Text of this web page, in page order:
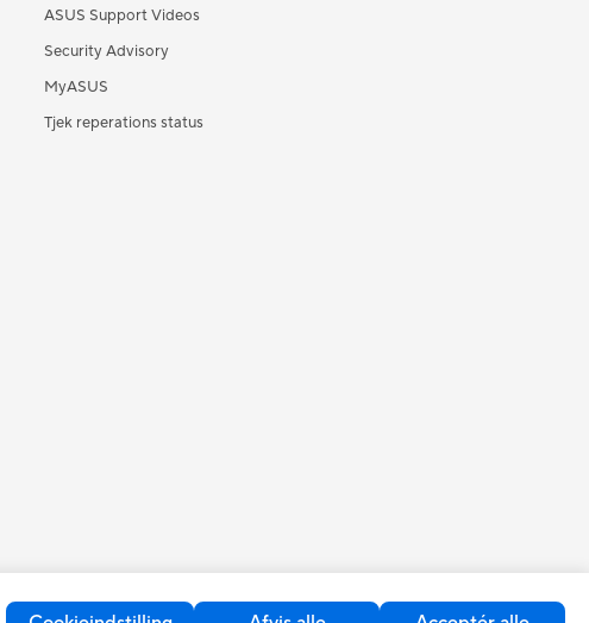
ASUS Support Videos
Security Advisory
MyASUS
Tjek reperations status